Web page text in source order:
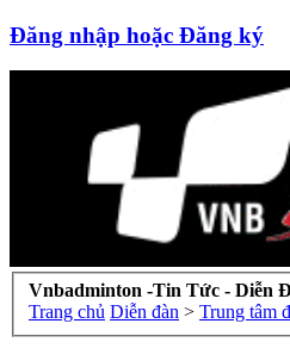
Đăng nhập hoặc Đăng ký
Vnbadminton -Tin Tức - Diễn
Trang chủ Diễn đàn > Trung tâm